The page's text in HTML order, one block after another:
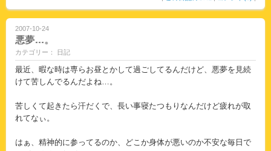
2007-10-24
悪夢…。
カテゴリー： 日記
最近、暇な時は専らお昼とかして過ごしてるんだけど、悪夢を見続
けて苦しんでるんだよね…。
苦しくて起きたら汗だくで、長い事寝たつもりなんだけど疲れが取
れてなぃ。
はぁ、精神的に参ってるのか、どこか身体が悪いのか不安な毎日で